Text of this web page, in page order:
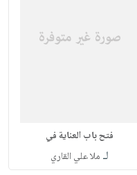
فتح باب العناية في
لـ ملا علي القاري